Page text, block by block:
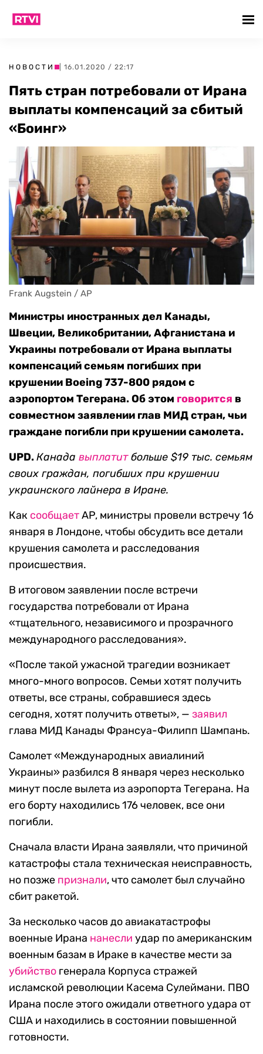
НОВОСТИ | 16.01.2020 / 22:17
Пять стран потребовали от Ирана
выплаты компенсаций за сбитый
«Боинг»
Frank Augstein / AP
Министры иностранных дел Канады,
Швеции, Великобритании, Афганистана и
Украины потребовали от Ирана выплаты
компенсаций семьям погибших при
крушении Boeing 737-800 рядом с
аэропортом Тегерана. Об этом говорится в
совместном заявлении глав МИД стран, чьи
граждане погибли при крушении самолета.
UPD.Канада выплатитбольше $19 тыс. семьям
своих граждан, погибших при крушении
украинского лайнера в Иране.
Как сообщаетAP, министры провели встречу 16
января в Лондоне, чтобы обсудить все детали
крушения самолета и расследования
происшествия.
В итоговом заявлении после встречи
государства потребовали от Ирана
«тщательного, независимого и прозрачного
международного расследования».
«После такой ужасной трагедии возникает
много-много вопросов. Семьи хотят получить
ответы, все страны, собравшиеся здесь
сегодня, хотят получить ответы», — заявил
глава МИД Канады Франсуа-Филипп Шампань.
Самолет «Международных авиалиний
Украины» разбился 8 января через несколько
минут после вылета из аэропорта Тегерана. На
его борту находились 176 человек, все они
погибли.
Сначала власти Ирана заявляли, что причиной
катастрофы стала техническая неисправность,
но позже признали, что самолет был случайно
сбит ракетой.
За несколько часов до авиакатастрофы
военные Ирана нанесли удар по американским
военным базам в Ираке в качестве мести за
убийство генерала Корпуса стражей
исламской революции Касема Сулеймани. ПВО
Ирана после этого ожидали ответного удара от
США и находились в состоянии повышенной
готовности.